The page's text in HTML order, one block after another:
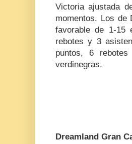
Victoria ajustada
momentos. Los
favorable de 1-15
rebotes y 3
puntos, 6
verdinegras.
Dreamland